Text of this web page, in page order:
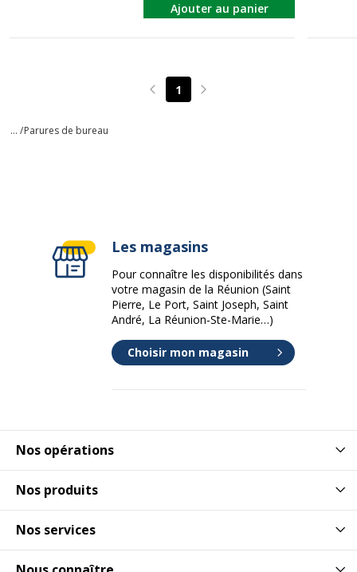
Ajouter au panier
Page précédente
1 Page suivante
... /Parures de bureau
Nos opérations
Nos produits
Nos services
Les magasins
Pour connaître les disponibilités dans
votre magasin de la Réunion (Saint
Pierre, Le Port, Saint Joseph, Saint
André, La Réunion-Ste-Marie…)
Choisir mon magasin